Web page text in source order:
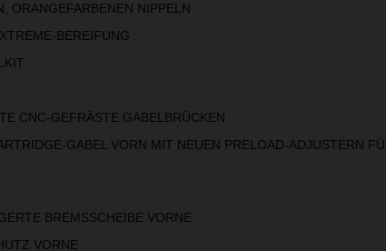
ORANGEFARBENEN NIPPELN
BEREIFUNG
GEFRÄSTE GABELBRÜCKEN
GABEL VORN MIT NEUEN PRELOAD-ADJUSTERN
BREMSSCHEIBE VORNE
VORNE